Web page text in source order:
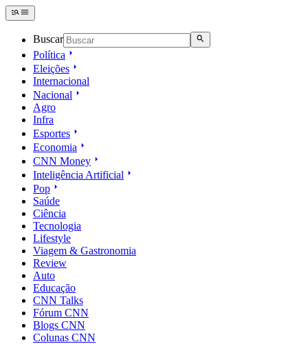
Buscar
Política
Eleições
Internacional
Nacional
Agro
Infra
Esportes
Economia
CNN Money
Inteligência Artificial
Pop
Saúde
Ciência
Tecnologia
Lifestyle
Viagem & Gastronomia
Review
Auto
Educação
CNN Talks
Fórum CNN
Blogs CNN
Colunas CNN